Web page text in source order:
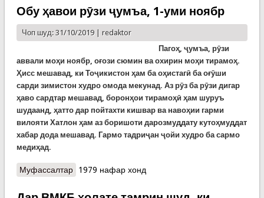
Обу ҳавои рӯзи ҷумъа, 1-уми ноябр
Чоп шуд: 31/10/2019 | redaktor
Пагоҳ, ҷумъа, рӯзи
аввали моҳи ноябр, оғози сюмин ва охирин моҳи тирамоҳ.
Ҳисс мешавад, ки Тоҷикистон ҳам ба оҳистагӣ ба оғӯши
сарди зимистон худро омода мекунад. Аз рӯз ба рӯзи дигар
ҳаво сардтар мешавад, боронҳои тирамоҳӣ ҳам шуруъ
шудаанд, ҳатто дар пойтахти кишвар ва навоҳии гарми
вилояти Хатлон ҳам аз боришоти дарозмуддату кутоҳмуддат
хабар дода мешавад. Гармо тадриҷан ҷойи худро ба сармо
медиҳад.
Муфассалтаро Обу ҳавои рӯзи ҷумъа, 1-уми ноябр
1979 нафар хонд